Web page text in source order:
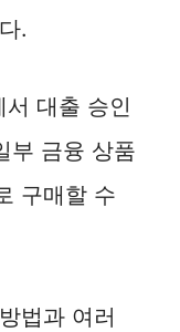
.
대출 승인
부 금융 상품
구매할 수
법과 여러